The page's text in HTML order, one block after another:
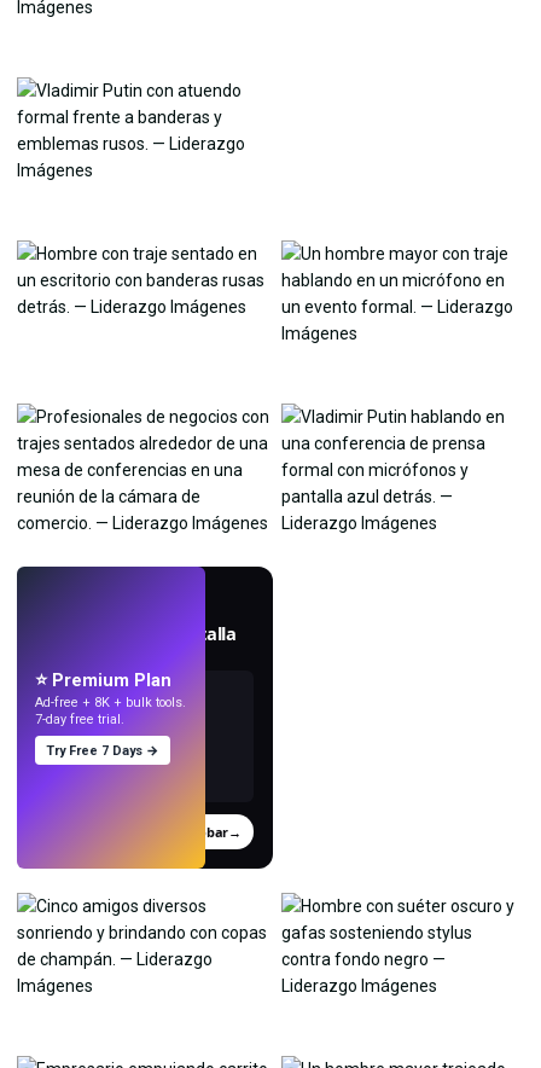
Crea fondos de pantalla
Probar→
⭐ Premium Plan
Ad-free + 8K + bulk tools.
7-day free trial.
Try Free 7 Days →